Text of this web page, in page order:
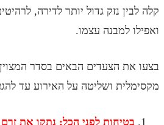
נזק גדול יותר לדירה, לרהיטים,
עצמו.
הצעדים הבאים בסדר המצוין כדי
ושליטה על האירוע עד להגעת
לפני הכל: נתקו את זרם החשמל!